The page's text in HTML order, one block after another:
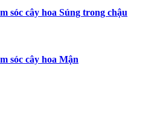
sóc cây hoa Súng trong chậu
sóc cây hoa Mận